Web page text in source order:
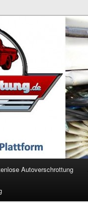
Autoverschrottung